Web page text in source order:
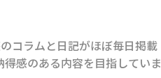
コラムと日記がほぼ毎日掲載
感のある内容を目指していま